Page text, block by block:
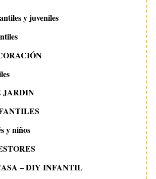
y juveniles
JARDIN
y niños
– DIY INFANTIL